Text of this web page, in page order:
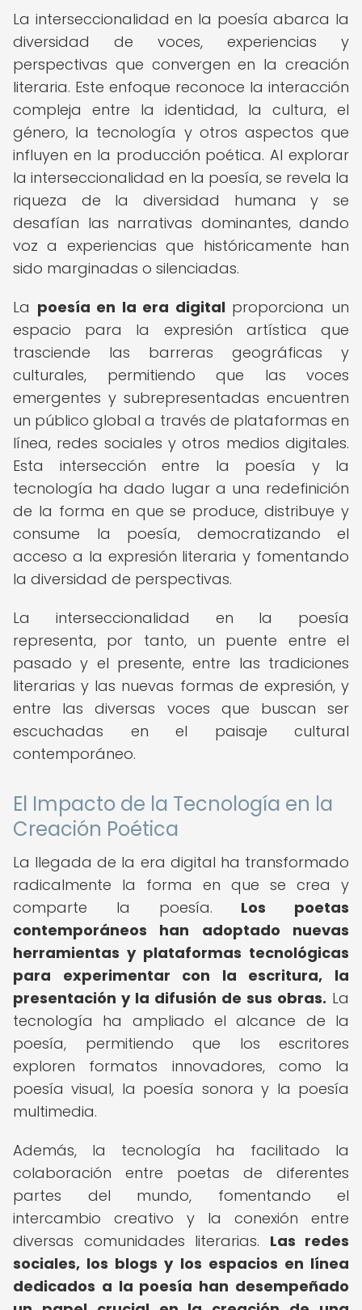
La interseccionalidad en la poesía abarca la
diversidad de voces, experiencias y
perspectivas que convergen en la creación
literaria. Este enfoque reconoce la interacción
compleja entre la identidad, la cultura, el
género, la tecnología y otros aspectos que
influyen en la producción poética. Al explorar
la interseccionalidad en la poesía, se revela la
riqueza de la diversidad humana y se
desafían las narrativas dominantes, dando
voz a experiencias que históricamente han
sido marginadas o silenciadas.
La poesía en la era digitalproporciona un
espacio para la expresión artística que
trasciende las barreras geográficas y
culturales, permitiendo que las voces
emergentes y subrepresentadas encuentren
un público global a través de plataformas en
línea, redes sociales y otros medios digitales.
Esta intersección entre la poesía y la
tecnología ha dado lugar a una redefinición
de la forma en que se produce, distribuye y
consume la poesía, democratizando el
acceso a la expresión literaria y fomentando
la diversidad de perspectivas.
La interseccionalidad en la poesía
representa, por tanto, un puente entre el
pasado y el presente, entre las tradiciones
literarias y las nuevas formas de expresión, y
entre las diversas voces que buscan ser
escuchadas en el paisaje cultural
contemporáneo.
El Impacto de la Tecnología en la
Creación Poética
La llegada de la era digital ha transformado
radicalmente la forma en que se crea y
comparte la poesía. Los poetas
contemporáneos han adoptado nuevas
herramientas y plataformas tecnológicas
para experimentar con la escritura, la
presentación y la difusión de sus obras. La
tecnología ha ampliado el alcance de la
poesía, permitiendo que los escritores
exploren formatos innovadores, como la
poesía visual, la poesía sonora y la poesía
multimedia.
Además, la tecnología ha facilitado la
colaboración entre poetas de diferentes
partes del mundo, fomentando el
intercambio creativo y la conexión entre
diversas comunidades literarias. Las redes
sociales, los blogs y los espacios en línea
dedicados a la poesía han desempeñado